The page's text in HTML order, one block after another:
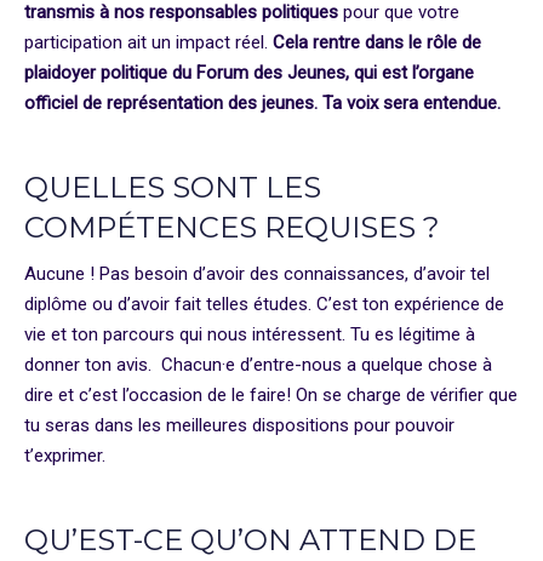
transmis à nos responsables politiques pour que votre
participation ait un impact réel. Cela rentre dans le rôle de
plaidoyer politique du Forum des Jeunes, qui est l’organe
officiel de représentation des jeunes. Ta voix sera entendue.
QUELLES SONT LES
COMPÉTENCES REQUISES ?
Aucune ! Pas besoin d’avoir des connaissances, d’avoir tel
diplôme ou d’avoir fait telles études. C’est ton expérience de
vie et ton parcours qui nous intéressent. Tu es légitime à
donner ton avis. Chacun·e d’entre-nous a quelque chose à
dire et c’est l’occasion de le faire! On se charge de vérifier que
tu seras dans les meilleures dispositions pour pouvoir
t’exprimer.
QU’EST-CE QU’ON ATTEND DE